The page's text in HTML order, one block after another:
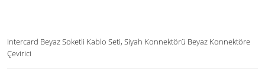
Intercard Beyaz Soketli Kablo Seti, Siyah Konnektörü Beyaz Konnektöre
Çevirici